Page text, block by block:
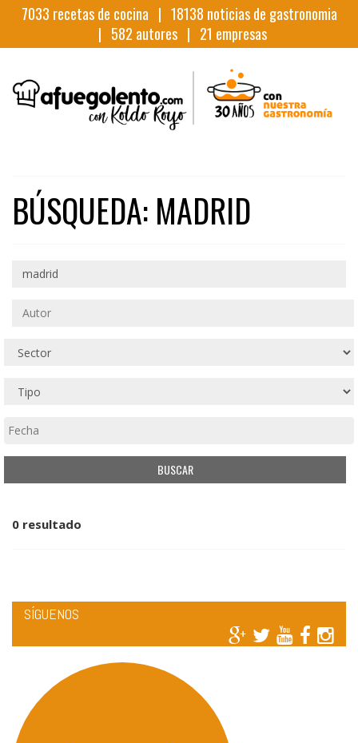
7033 recetas de cocina | 18138 noticias de gastronomia
| 582 autores | 21 empresas
BÚSQUEDA: MADRID
0 resultado
SÍGUENOS